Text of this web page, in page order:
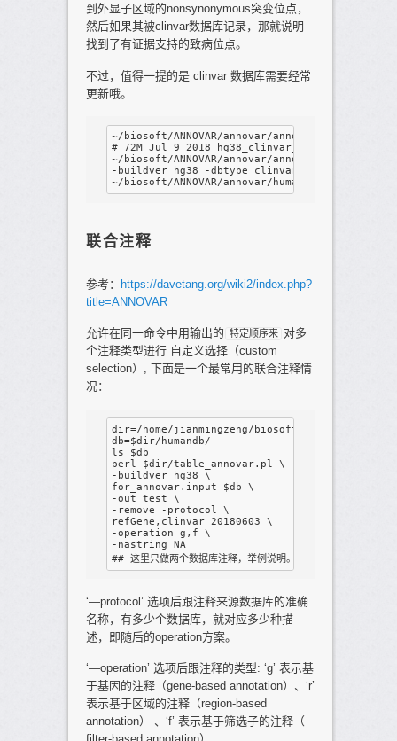
到外显子区域的nonsynonymous突变位点，
然后如果其被clinvar数据库记录，那就说明
找到了有证据支持的致病位点。
不过，值得一提的是 clinvar 数据库需要经常
更新哦。
~/biosoft/ANNOVAR/annovar/
# 72M Jul 9 2018 hg38_clinvar_20180603.txt
~/biosoft/ANNOVAR/annovar/
-buildver hg38 -dbtype clinvar_20180603 --
联合注释
参考： https://davetang.org/wiki2/index.php?
title=ANNOVAR
允许在同一命令中用输出的 特定顺序来 对多
个注释类型进行 自定义选择（custom
selection）, 下面是一个最常用的联合注释情
况：
dir=/home/jianmingzeng/biosoft/ANNOVAR/annovar
db=$dir/humandb/
ls $db
perl $dir/table_annovar.pl \
-buildver hg38 \
for_annovar.input $db \
-out test \
-remove -protocol \
refGene,clinvar_20180603 \
-operation g,f \
-nastring NA
‘—protocol’ 选项后跟注释来源数据库的准确
名称，有多少个数据库，就对应多少种描
述，即随后的operation方案。
‘—operation’ 选项后跟注释的类型: ‘g’ 表示基
于基因的注释（gene-based annotation）、‘r’
表示基于区域的注释（region-based
annotation） 、‘f’ 表示基于筛选子的注释（